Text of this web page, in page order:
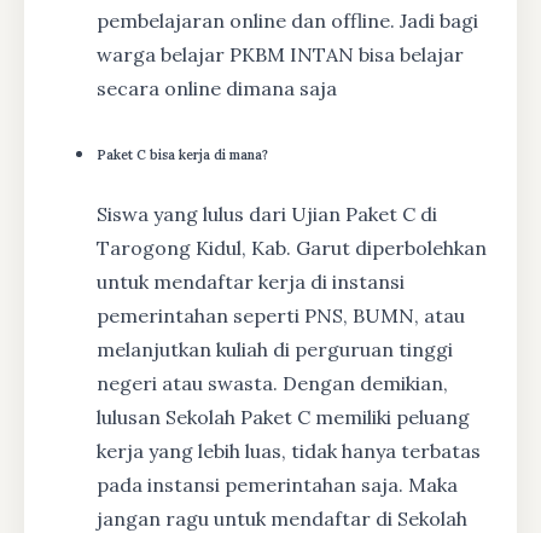
pembelajaran online dan offline. Jadi bagi
warga belajar PKBM INTAN bisa belajar
secara online dimana saja
Paket C bisa kerja di mana?
Siswa yang lulus dari Ujian Paket C di
Tarogong Kidul, Kab. Garut diperbolehkan
untuk mendaftar kerja di instansi
pemerintahan seperti PNS, BUMN, atau
melanjutkan kuliah di perguruan tinggi
negeri atau swasta. Dengan demikian,
lulusan Sekolah Paket C memiliki peluang
kerja yang lebih luas, tidak hanya terbatas
pada instansi pemerintahan saja. Maka
jangan ragu untuk mendaftar di Sekolah